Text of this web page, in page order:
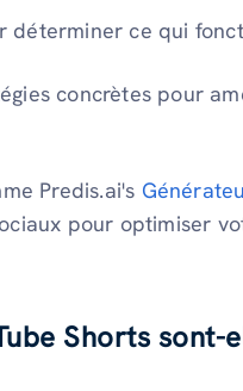
déterminer ce qui
concrètes pour
Predis.ai's
pour optimiser
Shorts